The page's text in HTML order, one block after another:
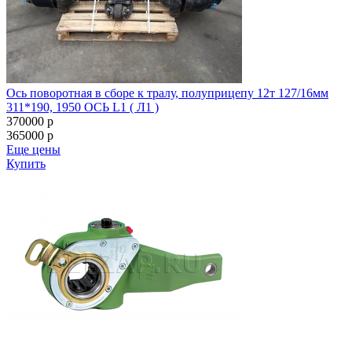
Ось поворотная в сборе к тралу, полуприцепу 12т 127/16мм
311*190, 1950 ОСЬ L1 ( Л1 )
370000 p
365000 p
Еще цены
Купить